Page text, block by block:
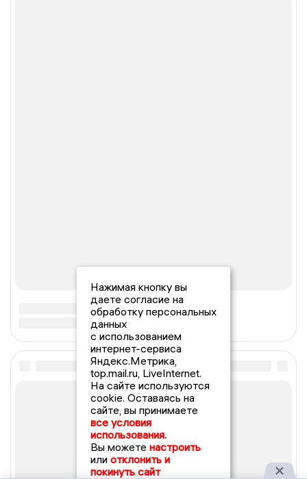
Нажимая кнопку вы
даете согласие на
обработку персональных
данных
с использованием
интернет-сервиса
Яндекс.Метрика,
top.mail.ru, LiveInternet.
На сайте используются
cookie. Оставаясь на
сайте, вы принимаете
все условия
использования.
Вы можете настроить
или отклонить и
покинуть сайт